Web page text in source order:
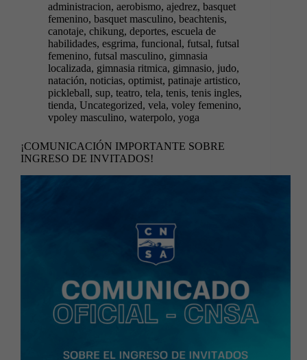
administracion, aerobismo, ajedrez, basquet
femenino, basquet masculino, beachtenis,
canotaje, chikung, deportes, escuela de
habilidades, esgrima, funcional, futsal, futsal
femenino, futsal masculino, gimnasia
localizada, gimnasia ritmica, gimnasio, judo,
natación, noticias, optimist, patinaje artistico,
pickleball, sup, teatro, tela, tenis, tenis ingles,
tienda, Uncategorized, vela, voley femenino,
vpoley masculino, waterpolo, yoga
¡COMUNICACIÓN IMPORTANTE SOBRE
INGRESO DE INVITADOS!